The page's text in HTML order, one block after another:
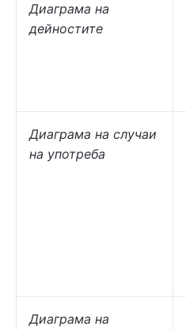
Диаграма на
дейностите
Диаграма на случаи
на употреба
Диаграма на